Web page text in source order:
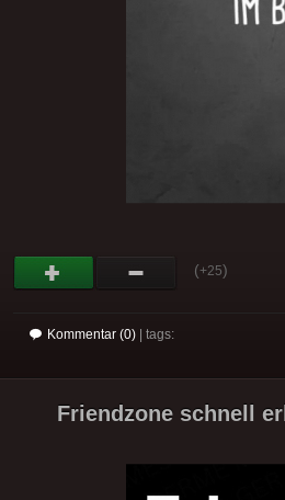
(+25)
Kommentar (0) | tags:
Friendzone schnell